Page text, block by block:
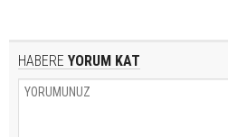
HABERE YORUM KAT